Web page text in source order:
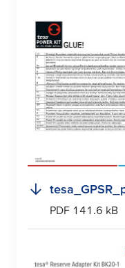
tesa
PDF 141.6 kB